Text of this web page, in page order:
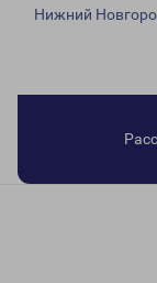
Нижний